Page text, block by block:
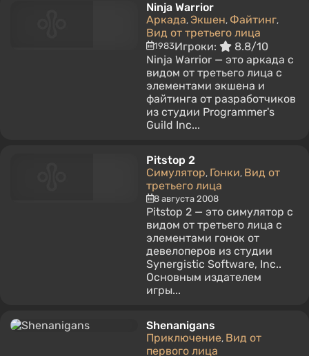
Ninja Warrior
Аркада, Экшен, Файтинг,
Вид от третьего лица
1983Игроки:
8.8/10
Ninja Warrior — это аркада с
видом от третьего лица с
элементами экшена и
файтинга от разработчиков
из студии Programmer's
Guild Inc...
Pitstop 2
Симулятор, Гонки, Вид от
третьего лица
8 августа 2008
Pitstop 2 — это симулятор с
видом от третьего лица с
элементами гонок от
девелоперов из студии
Synergistic Software, Inc..
Основным издателем
игры...
Shenanigans
Приключение, Вид от
первого лица